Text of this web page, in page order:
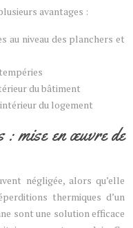
avantages :
au niveau des planchers et
du bâtiment
du logement
: mise en œuvre de
négligée, alors qu’elle
thermiques d’un
sont une solution efficace